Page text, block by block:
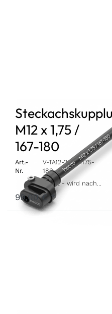
M12 x 1,75 /
167-180
Art.-
Nr.
V-TA12-25-BK175-
180
Ausverkauft - wird nachgeliefert, sobald wieder auf Lager.
99,00 € *